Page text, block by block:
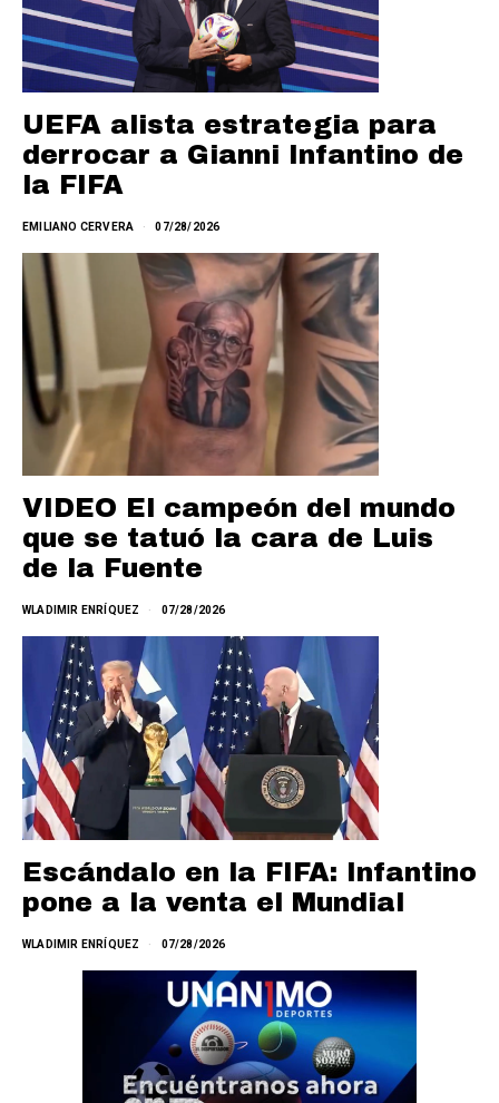
UEFA alista estrategia para
derrocar a Gianni Infantino de
la FIFA
EMILIANO CERVERA 07/28/2026
VIDEO El campeón del mundo
que se tatuó la cara de Luis
de la Fuente
WLADIMIR ENRÍQUEZ 07/28/2026
Escándalo en la FIFA: Infantino
pone a la venta el Mundial
WLADIMIR ENRÍQUEZ 07/28/2026